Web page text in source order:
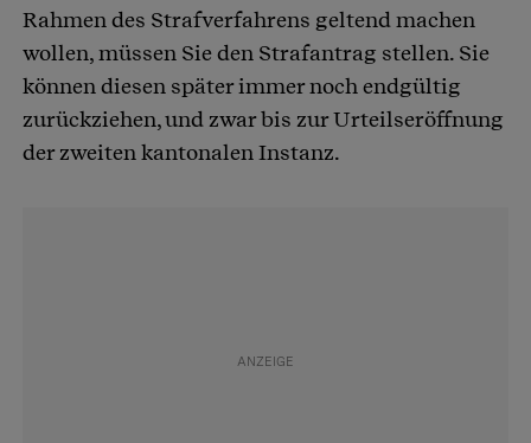
Rahmen des Strafverfahrens geltend machen
wollen, müssen Sie den Strafantrag stellen. Sie
können diesen später immer noch endgültig
zurückziehen, und zwar bis zur Urteilseröffnung
der zweiten kantonalen Instanz.